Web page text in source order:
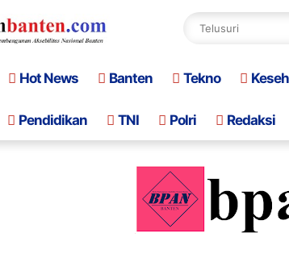
Hot News Banten Tekno
Pendidikan TNI Polri Redaksi